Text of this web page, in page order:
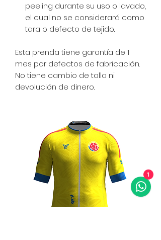
peeling durante su uso o lavado,
el cual no se considerará como
tara o defecto de tejido.
Esta prenda tiene garantía de 1
mes por defectos de fabricación.
No tiene cambio de talla ni
devolución de dinero.
1